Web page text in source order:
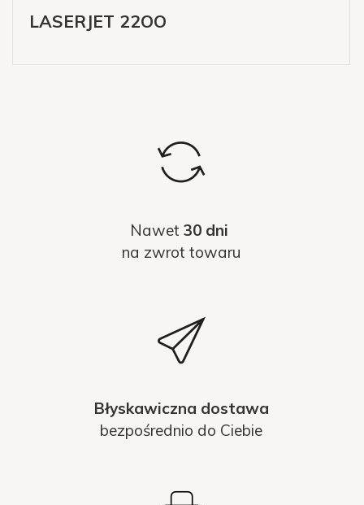
LASERJET 22OO
Nawet 30 dni
na zwrot towaru
Błyskawiczna dostawa
bezpośrednio do Ciebie